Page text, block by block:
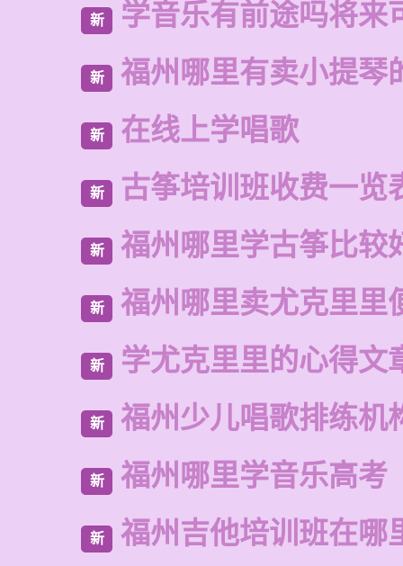
新 学音乐有前途吗将来
新 福州哪里有卖小提琴
新 在线上学唱歌
新 古筝培训班收费一览
新 福州哪里学古筝比较
新 福州哪里卖尤克里里
新 学尤克里里的心得文
新 福州少儿唱歌排练机
新 福州哪里学音乐高考
新 福州吉他培训班在哪